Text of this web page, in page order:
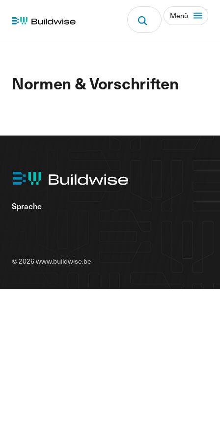
Menü
Normen & Vorschriften
Sprache
© 2026 www.buildwise.be